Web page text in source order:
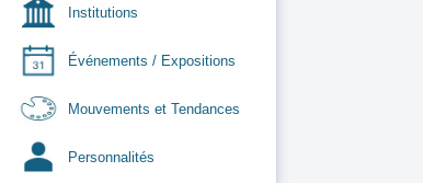
Institutions
Événements / Expositions
Mouvements et Tendances
Personnalités